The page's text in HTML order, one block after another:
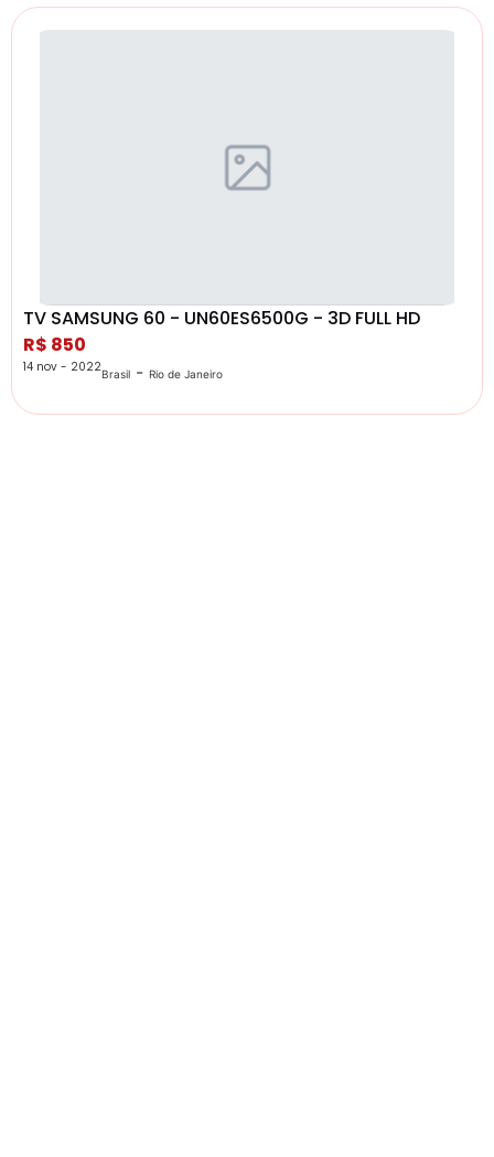
TV SAMSUNG 60 - UN60ES6500G - 3D FULL HD
R$ 850
14 nov - 2022Brasil - Rio de Janeiro